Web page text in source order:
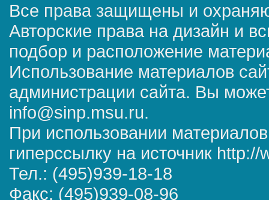
Все права защищены и
Авторские права на дизайн и
подбор и расположение
Использование материалов
администрации сайта. Вы
info@sinp.msu.ru.
При использовании
гиперссылку на источник
Тел.: (495)939-18-18
Факс: (495)939-08-96